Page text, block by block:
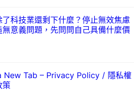
了科技業還剩下什麼？停止無效焦慮
無意義問題，先問問自己具備什麼價
New Tab – Privacy Policy / 隱私權
策